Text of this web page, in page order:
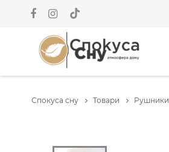
Спокуса сну Товари Рушники